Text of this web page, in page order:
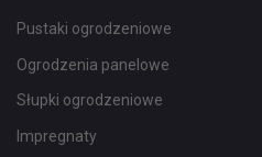
Pustaki ogrodzeniowe
Ogrodzenia panelowe
Słupki ogrodzeniowe
Impregnaty